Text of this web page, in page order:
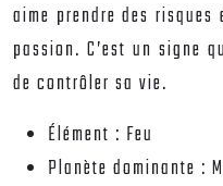
aime prendre des
passion. C’est un signe
de contrôler sa vie.
Élément : Feu
Planète dominante :